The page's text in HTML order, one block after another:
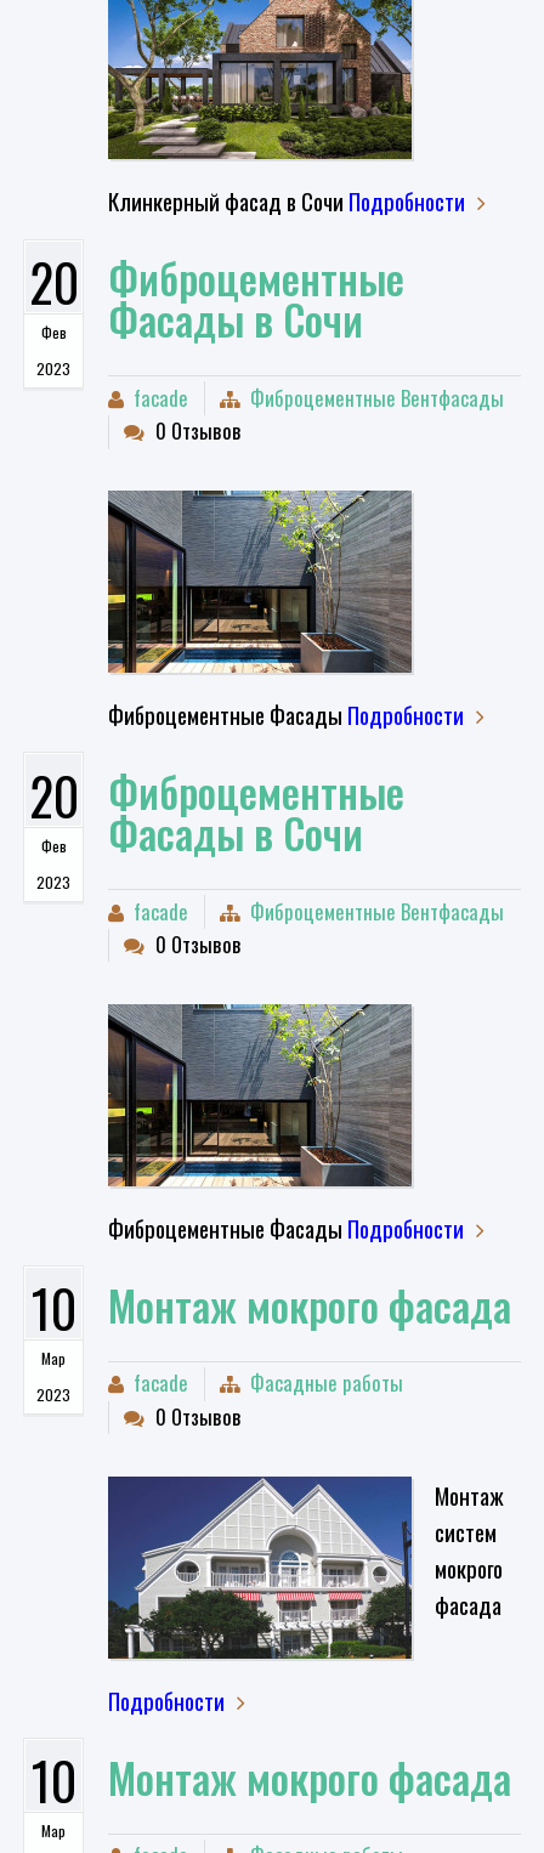
Клинкерный фасад в Сочи Подробности
20
Фев
2023
​Фиброцементные
Фасады в Сочи
facade
Фиброцементные Вентфасады
0 Отзывов
Фиброцементные Фасады Подробности
20
Фев
2023
​Фиброцементные
Фасады в Сочи
facade
Фиброцементные Вентфасады
0 Отзывов
Фиброцементные Фасады Подробности
10
Мар
2023
Монтаж мокрого фасада
facade
Фасадные работы
0 Отзывов
Монтаж
систем
мокрого
фасада
Подробности
10
Мар
Монтаж мокрого фасада